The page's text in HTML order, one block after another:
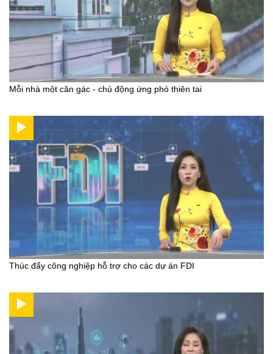
Mỗi nhà một căn gác - chủ động ứng phó thiên tai
Thúc đẩy công nghiệp hỗ trợ cho các dự án FDI